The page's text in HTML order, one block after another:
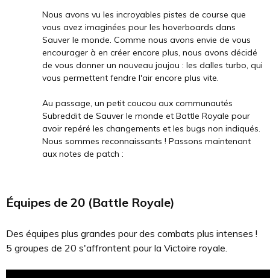
Nous avons vu les incroyables pistes de course que
vous avez imaginées pour les hoverboards dans
Sauver le monde. Comme nous avons envie de vous
encourager à en créer encore plus, nous avons décidé
de vous donner un nouveau joujou : les dalles turbo, qui
vous permettent fendre l'air encore plus vite.
Au passage, un petit coucou aux communautés
Subreddit de Sauver le monde et Battle Royale pour
avoir repéré les changements et les bugs non indiqués.
Nous sommes reconnaissants ! Passons maintenant
aux notes de patch :
Équipes de 20 (Battle Royale)
Des équipes plus grandes pour des combats plus intenses !
5 groupes de 20 s'affrontent pour la Victoire royale.